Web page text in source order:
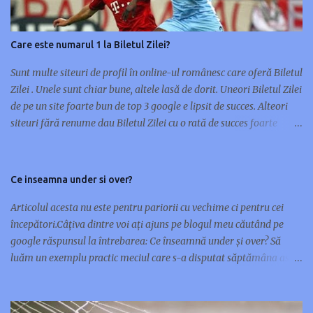
n
c
m
e
n
t
a
Care este numarul 1 la Biletul Zilei?
Sunt multe siteuri de profil în online-ul românesc care oferă Biletul
Zilei . Unele sunt chiar bune, altele lasă de dorit. Uneori Biletul Zilei
de pe un site foarte bun de top 3 google e lipsit de succes. Alteori
siteuri fără renume dau Biletul Zilei cu o rată de succes foarte
doar unul sau maxim două. Cu ocazia asta m-am gândit să scriu
www.pariusigur.com/p/biletul-zilei.html 2. www.biletulzilei.eu‎ 3.
www.pariuribonus.ro/biletul-zilei 4. www.biletulzilei.pariuri-x.ro
5. www.casapariurilor.net/biletul-zilei 6. www.biletul-zilei.net 7.
www.activsport.ro/biletul_zilei.php‎ 8.
siteuri care este, in opinia voastră, cel mai bun și s...
Ce inseamna under si over?
Articolul acesta nu este pentru pariorii cu vechime ci pentru cei
începători.Câțiva dintre voi ați ajuns pe blogul meu căutând pe
google răspunsul la întrebarea: Ce înseamnă under și over? Să
luăm un exemplu practic meciul care s-a disputat săptămâna asta
2,60. Meciul s-a terminat cu un scor egal dar cu goluri marcate, 1-1